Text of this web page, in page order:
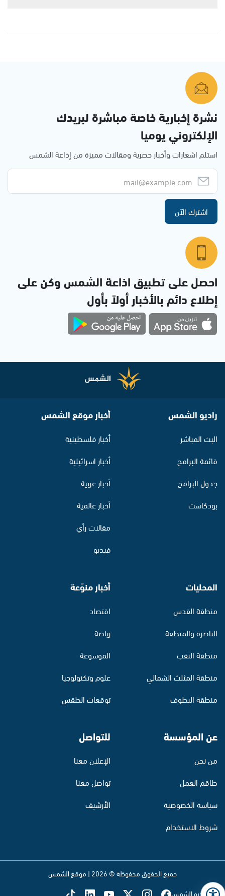
نشرة إخبارية خاصة مباشرة لبريدك
الإلكتروني يوميا
استلم اشعارات وأخبار حصرية ومقالات مميزة من إذاعة الشمس
اشترك الآن
احصل على تطبيق اذاعة الشمس وكن على
إطلاع دائم بالأخبار أولاً بأول
راديو الشمس
البث المباشر
قائمة البرامج
جدول البرامج
بودكاست
أخبار موقع الشمس
أخبار فلسطينية
أخبار اسرائيلية
أخبار عربية
أخبار عالمية
مقالات رأي
فيديو
المحليات
منطقة القدس
الناصرة والمنطقة
منطقة النقب
منطقة المثلث الشمالي
منطقة البطوف
أخبار منوّعة
اقتصاد
رياضة
الموسوعة
علوم وتكنولوجيا
توقعات الطقس
عن المؤسسة
من نحن
طاقم العمل
سياسة الخصوصية
شروط الاستخدام
للتواصل
الإعلان معنا
تواصل معنا
الأرشيف
جميع الحقوق محفوظة © 2026 | موقع الشمس
تابع راديو الشمس